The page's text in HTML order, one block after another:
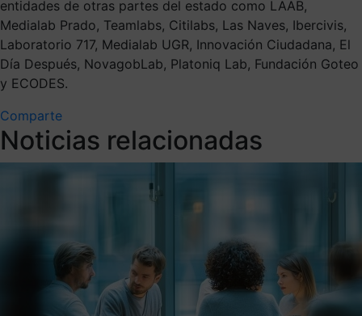
entidades de otras partes del estado como LAAB,
Medialab Prado, Teamlabs, Citilabs, Las Naves, Ibercivis,
Laboratorio 717, Medialab UGR, Innovación Ciudadana, El
Día Después, NovagobLab, Platoniq Lab, Fundación Goteo
y ECODES.
Comparte
Noticias relacionadas